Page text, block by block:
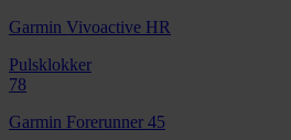
Garmin Vivoactive HR
Pulsklokker
78
Garmin Forerunner 45